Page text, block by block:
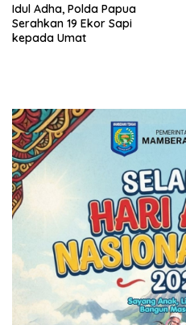
Idul Adha, Polda Papua
Serahkan 19 Ekor Sapi
kepada Umat